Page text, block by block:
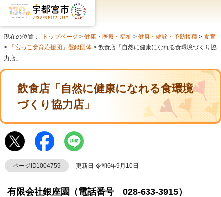
現在の位置： トップページ > 健康・医療・福祉 > 健康・健診・予防接種 > 食育
>
「宮っこ食育応援団」登録団体 > 飲食店「自然に健康になれる食環境づくり協
力店」
飲食店「自然に健康になれる食環境
づくり協力店」
ページID1004759 更新日 令和6年9月10日
有限会社銀座園（電話番号 028-633-3915）